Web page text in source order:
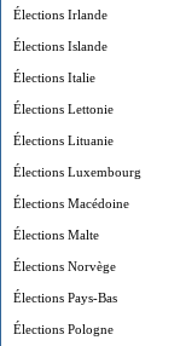
Élections Irlande
Élections Islande
Élections Italie
Élections Lettonie
Élections Lituanie
Élections Luxembourg
Élections Macédoine
Élections Malte
Élections Norvège
Élections Pays-Bas
Élections Pologne